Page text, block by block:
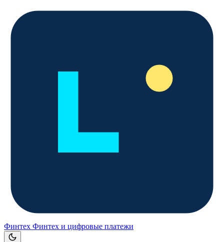
Финтех Финтех и цифровые платежи